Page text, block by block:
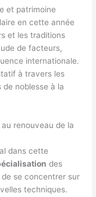
et patrimoine
en cette année
et les traditions
de facteurs,
internationale.
à travers les
noblesse à la
renouveau de la
dans cette
des
se concentrer sur
techniques.